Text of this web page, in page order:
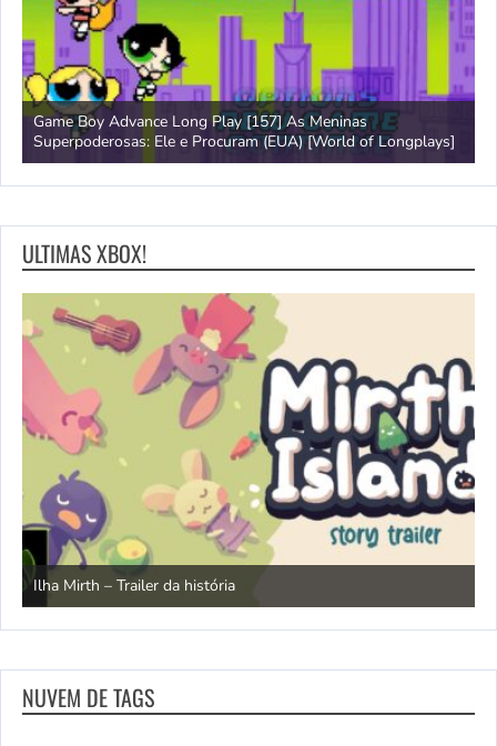
Game Boy Advance Long Play [157] As Meninas
Superpoderosas: Ele e Procuram (EUA) [World of Longplays]
ULTIMAS XBOX!
Ilha Mirth – Trailer da história
NUVEM DE TAGS